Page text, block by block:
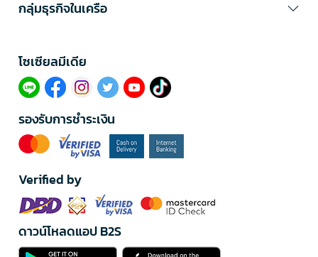
กลุ่มธุรกิจในเครือ
โซเซียลมีเดีย​
รองรับการชำระเงิน
Verified by
ดาวน์โหลดแอป B2S